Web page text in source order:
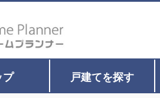
プ 戸建てを探す